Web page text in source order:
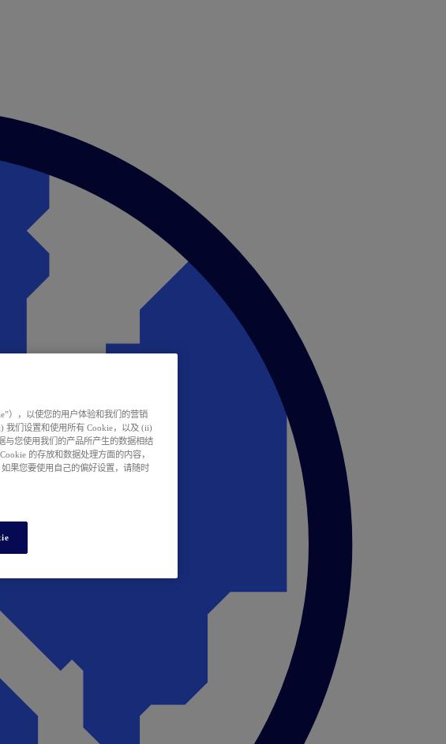
），以使您的用户体验和我们的营销
我们设置和使用所有 Cookie，以及 (ii)
与您使用我们的产品所产生的数据相结
的存放和数据处理方面的内容，
果您要使用自己的偏好设置，请随时